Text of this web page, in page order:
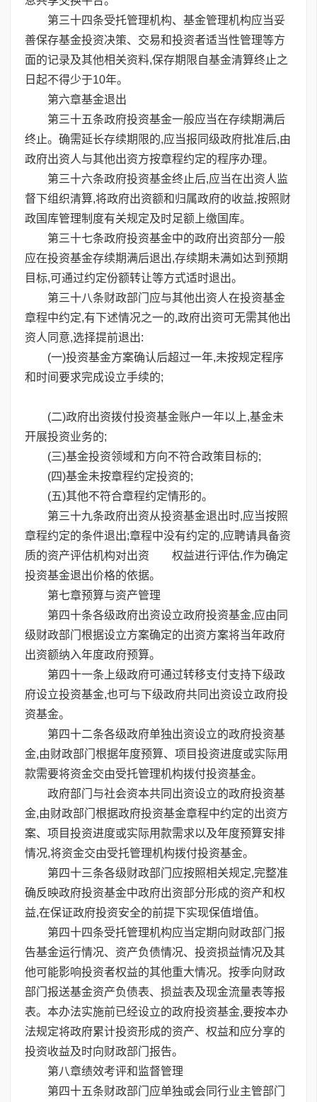
第三十四条受托管理机构、基金管理机构应当妥
善保存基金投资决策、交易和投资者适当性管理等方
面的记录及其他相关资料,保存期限自基金清算终止之
日起不得少于10年。
第六章基金退出
第三十五条政府投资基金一般应当在存续期满后
终止。确需延长存续期限的,应当报同级政府批准后,由
政府出资人与其他出资方按章程约定的程序办理。
第三十六条政府投资基金终止后,应当在出资人监
督下组织清算,将政府出资额和归属政府的收益,按照财
政国库管理制度有关规定及时足额上缴国库。
第三十七条政府投资基金中的政府出资部分一般
应在投资基金存续期满后退出,存续期未满如达到预期
目标,可通过约定份额转让等方式适时退出。
第三十八条财政部门应与其他出资人在投资基金
章程中约定,有下述情况之一的,政府出资可无需其他出
资人同意,选择提前退出:
(一)投资基金方案确认后超过一年,未按规定程序
和时间要求完成设立手续的;
(二)政府出资拨付投资基金账户一年以上,基金未
开展投资业务的;
(三)基金投资领域和方向不符合政策目标的;
(四)基金未按章程约定投资的;
(五)其他不符合章程约定情形的。
第三十九条政府出资从投资基金退出时,应当按照
章程约定的条件退出;章程中没有约定的,应聘请具备资
质的资产评估机构对出资 权益进行评估,作为确定
投资基金退出价格的依据。
第七章预算与资产管理
第四十条各级政府出资设立政府投资基金,应由同
级财政部门根据设立方案确定的出资方案将当年政府
出资额纳入年度政府预算。
第四十一条上级政府可通过转移支付支持下级政
府设立投资基金,也可与下级政府共同出资设立政府投
资基金。
第四十二条各级政府单独出资设立的政府投资基
金,由财政部门根据年度预算、项目投资进度或实际用
款需要将资金交由受托管理机构拨付投资基金。
政府部门与社会资本共同出资设立的政府投资基
金,由财政部门根据政府投资基金章程中约定的出资方
案、项目投资进度或实际用款需求以及年度预算安排
情况,将资金交由受托管理机构拨付投资基金。
第四十三条各级财政部门应按照相关规定,完整准
确反映政府投资基金中政府出资部分形成的资产和权
益,在保证政府投资安全的前提下实现保值增值。
第四十四条受托管理机构应当定期向财政部门报
告基金运行情况、资产负债情况、投资损益情况及其
他可能影响投资者权益的其他重大情况。按季向财政
部门报送基金资产负债表、损益表及现金流量表等报
表。本办法实施前已经设立的政府投资基金,要按本办
法规定将政府累计投资形成的资产、权益和应分享的
投资收益及时向财政部门报告。
第八章绩效考评和监督管理
第四十五条财政部门应单独或会同行业主管部门